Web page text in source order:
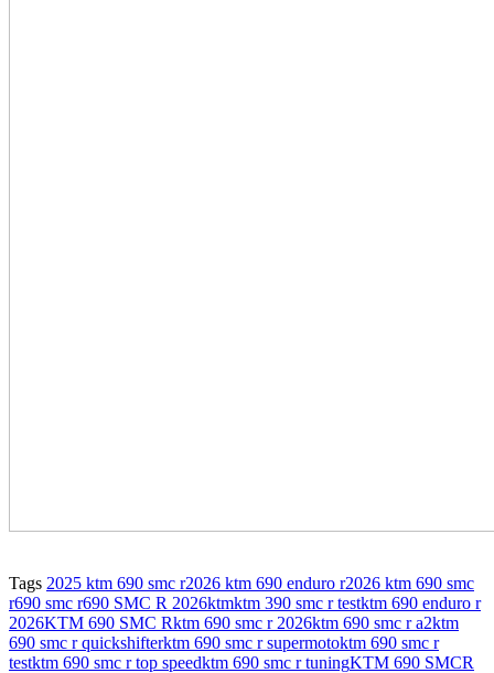
Tags 2025 ktm 690 smc r2026 ktm 690 enduro r2026 ktm 690 smc
r690 smc r690 SMC R 2026ktmktm 390 smc r testktm 690 enduro r
2026KTM 690 SMC Rktm 690 smc r 2026ktm 690 smc r a2ktm
690 smc r quickshifterktm 690 smc r supermotoktm 690 smc r
testktm 690 smc r top speedktm 690 smc r tuningKTM 690 SMCR